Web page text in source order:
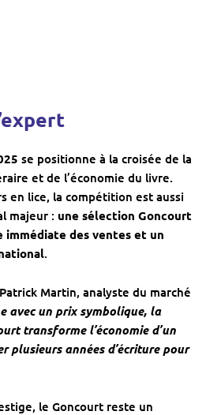
se positionne à la croisée de la
et de l’économie du livre.
en lice, la compétition est aussi
majeur : une sélection Goncourt
immédiate des ventes et un
.
Martin, analyste du marché
avec un prix symbolique, la
transforme l’économie d’un
plusieurs années d’écriture pour
le Goncourt reste un